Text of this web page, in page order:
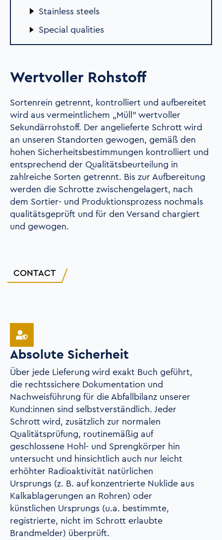
Stainless steels
Special qualities
Wertvoller Rohstoff
Sortenrein getrennt, kontrolliert und aufbereitet
wird aus vermeintlichem „Müll" wertvoller
Sekundärrohstoff. Der angelieferte Schrott wird
an unseren Standorten gewogen, gemäß den
hohen Sicherheitsbestimmungen kontrolliert und
entsprechend der Qualitätsbeurteilung in
zahlreiche Sorten getrennt. Bis zur Aufbereitung
werden die Schrotte zwischengelagert, nach
dem Sortier- und Produktionsprozess nochmals
qualitätsgeprüft und für den Versand chargiert
und gewogen.
CONTACT
Absolute Sicherheit
Über jede Lieferung wird exakt Buch geführt,
die rechtssichere Dokumentation und
Nachweisführung für die Abfallbilanz unserer
Kund:innen sind selbstverständlich. Jeder
Schrott wird, zusätzlich zur normalen
Qualitätsprüfung, routinemäßig auf
geschlossene Hohl- und Sprengkörper hin
untersucht und hinsichtlich auch nur leicht
erhöhter Radioaktivität natürlichen
Ursprungs (z. B. auf konzentrierte Nuklide aus
Kalkablagerungen an Rohren) oder
künstlichen Ursprungs (u.a. bestimmte,
registrierte, nicht im Schrott erlaubte
Brandmelder) überprüft.